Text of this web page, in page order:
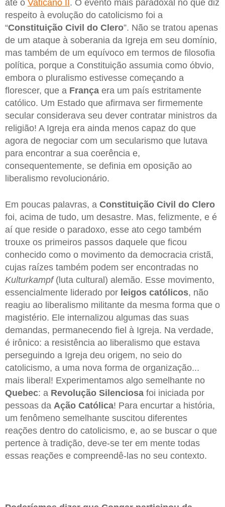
até o Vaticano II. O evento mais paradoxal no que diz
respeito à evolução do catolicismo foi a
“Constituição Civil do Clero”. Não se tratou apenas
de um ataque à soberania da Igreja em seu domínio,
mas também de um equívoco em termos de filosofia
política, porque a Constituição assumia como óbvio,
embora o pluralismo estivesse começando a
florescer, que a França era um país estritamente
católico. Um Estado que afirmava ser firmemente
secular considerava seu dever contratar ministros da
religião! A Igreja era ainda menos capaz do que
agora de negociar com um secularismo que lutava
para encontrar a sua coerência e,
consequentemente, se definia em oposição ao
liberalismo revolucionário.
Em poucas palavras, a Constituição Civil do Clero
foi, acima de tudo, um desastre. Mas, felizmente, e é
aí que reside o paradoxo, esse ato cego também
trouxe os primeiros passos daquele que ficou
conhecido como o movimento da democracia cristã,
cujas raízes também podem ser encontradas no
Kulturkampf(luta cultural) alemão. Esse movimento,
essencialmente liderado por leigos católicos, não
reagiu ao liberalismo militante da mesma forma que o
magistério. Ele internalizou algumas das suas
demandas, permanecendo fiel à Igreja. Na verdade,
é irônico: a resistência ao liberalismo que estava
perseguindo a Igreja deu origem, no seio do
catolicismo, a uma nova forma de organização...
mais liberal! Experimentamos algo semelhante no
Quebec: a Revolução Silenciosa foi iniciada por
pessoas da Ação Católica! Para encurtar a história,
um fenômeno semelhante suscitou diferentes
reações dentro do catolicismo, e, ao se buscar o que
pertence à tradição, deve-se ter em mente todas
essas reações e compreendê-las no seu contexto.